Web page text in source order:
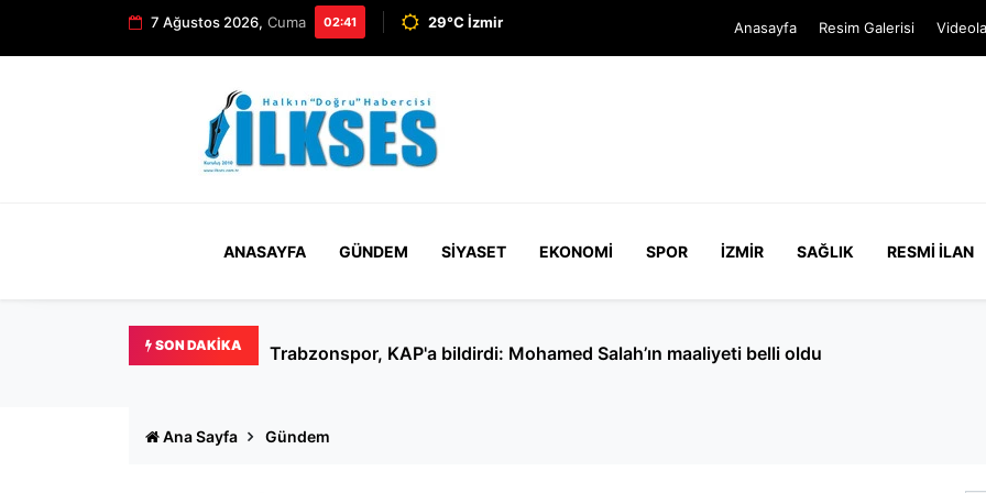
7 Ağustos 2026, Cuma 02:41 29°C İzmir Anasayfa Resim Galerisi
ANASAYFA GÜNDEM SIYASET EKONOMI SPOR İZMIR SAĞLIK RESMI İLAN
SON DAKIKA Ertuğrul Özkök hakkında 'Cumhurbaşkanı'na hakaret' soruşturması
Ana Sayfa Gündem